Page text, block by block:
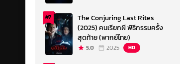
#7
The Conjuring Last Rites
(2025) คนเรียกผี พิธีกรรมครั้ง
สุดท้าย (พากย์ไทย)
5.0 2025 HD